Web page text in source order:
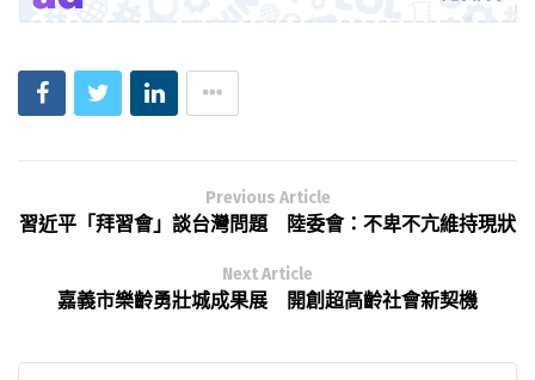
Previous Article
習近平「拜習會」談台灣問題 陸委會：不卑不亢維持現狀
Next Article
嘉義市樂齡勇壯城成果展 開創超高齡社會新契機